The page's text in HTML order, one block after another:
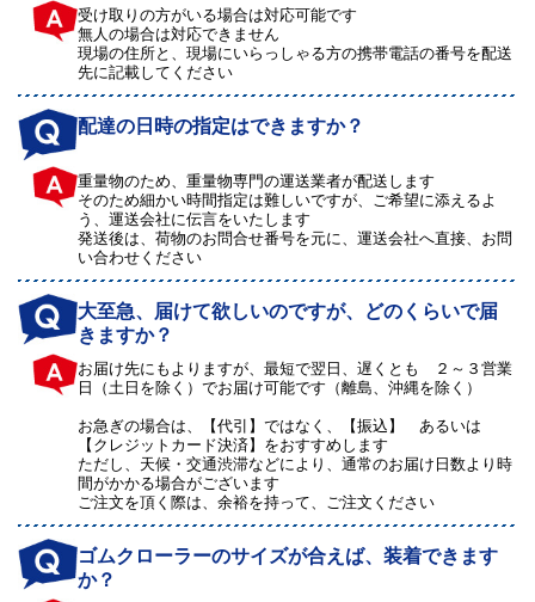
受け取りの方がいる場合は対応可能です
無人の場合は対応できません
現場の住所と、現場にいらっしゃる方の携帯電話の番号を配送
先に記載してください
配達の日時の指定はできますか？
重量物のため、重量物専門の運送業者が配送します
そのため細かい時間指定は難しいですが、ご希望に添えるよ
う、運送会社に伝言をいたします
発送後は、荷物のお問合せ番号を元に、運送会社へ直接、お問
い合わせください
大至急、届けて欲しいのですが、どのくらいで届
きますか？
お届け先にもよりますが、最短で翌日、遅くとも ２～３営業
日（土日を除く）でお届け可能です（離島、沖縄を除く）
お急ぎの場合は、【代引】ではなく、【振込】 あるいは
【クレジットカード決済】をおすすめします
ただし、天候・交通渋滞などにより、通常のお届け日数より時
間がかかる場合がございます
ご注文を頂く際は、余裕を持って、ご注文ください
ゴムクローラーのサイズが合えば、装着できます
か？